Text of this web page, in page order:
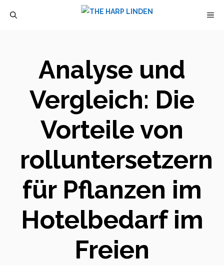
Analyse und
Vergleich: Die
Vorteile von
rolluntersetzern
für Pflanzen im
Hotelbedarf im
Freien